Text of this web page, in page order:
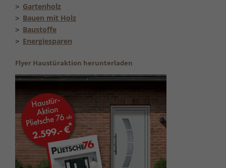
Gartenholz
Bauen mit Holz
Baustoffe
Energiesparen
Flyer Haustüraktion herunterladen